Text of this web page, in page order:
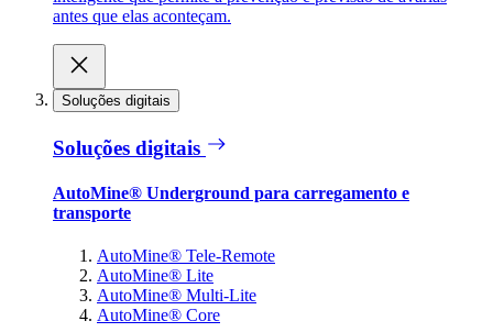
antes que elas aconteçam.
Soluções digitais
Soluções digitais
AutoMine® Underground para carregamento e
transporte
AutoMine® Tele-Remote
AutoMine® Lite
AutoMine® Multi-Lite
AutoMine® Core